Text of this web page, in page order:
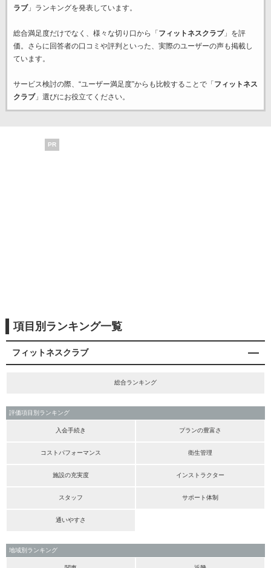
ラブ」ランキングを発表しています。
総合満足度だけでなく、様々な切り口から「 フィットネスクラブ」を評
価。さらに回答者の口コミや評判といった、実際のユーザーの声も掲載し
ています。
サービス検討の際、“ユーザー満足度”からも比較することで「 フィットネス
クラブ」選びにお役立てください。
PR
項目別ランキング一覧
フィットネスクラブ
総合ランキング
評価項目別ランキング
入会手続き プランの豊富さ
コストパフォーマンス 衛生管理
施設の充実度 インストラクター
スタッフ サポート体制
通いやすさ
地域別ランキング